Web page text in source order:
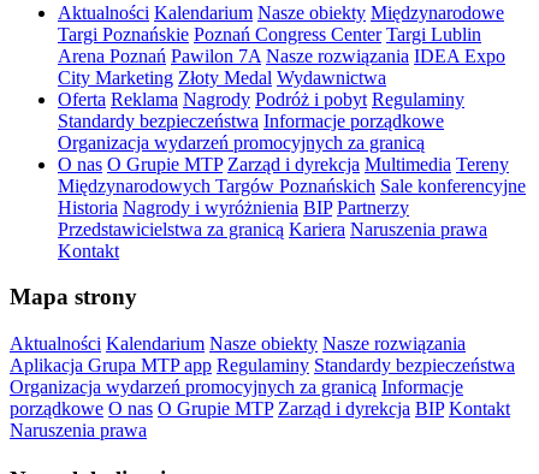
Aktualności Kalendarium Nasze obiekty Międzynarodowe
Targi Poznańskie Poznań Congress Center Targi Lublin
Arena Poznań Pawilon 7A Nasze rozwiązania IDEA Expo
City Marketing Złoty Medal Wydawnictwa
Oferta Reklama Nagrody Podróż i pobyt Regulaminy
Standardy bezpieczeństwa Informacje porządkowe
Organizacja wydarzeń promocyjnych za granicą
O nas O Grupie MTP Zarząd i dyrekcja Multimedia Tereny
Międzynarodowych Targów Poznańskich Sale konferencyjne
Historia Nagrody i wyróżnienia BIP Partnerzy
Przedstawicielstwa za granicą Kariera Naruszenia prawa
Kontakt
Mapa strony
Aktualności Kalendarium Nasze obiekty Nasze rozwiązania
Aplikacja Grupa MTP app Regulaminy Standardy bezpieczeństwa
Organizacja wydarzeń promocyjnych za granicą Informacje
porządkowe O nas O Grupie MTP Zarząd i dyrekcja BIP Kontakt
Naruszenia prawa